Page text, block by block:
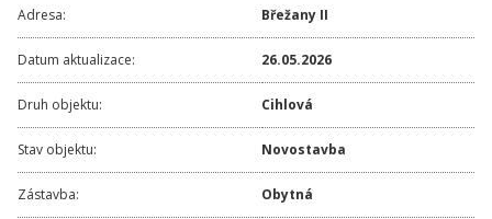
Adresa: Břežany II
Datum aktualizace: 26.05.2026
Druh objektu: Cihlová
Stav objektu: Novostavba
Zástavba: Obytná